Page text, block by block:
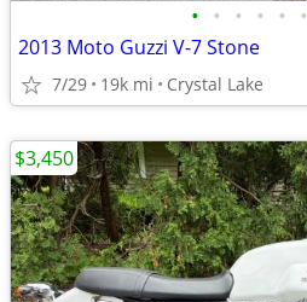
• • • • • •
2013 Moto Guzzi V-7 Stone
7/29 19k mi Crystal Lake
$3,450